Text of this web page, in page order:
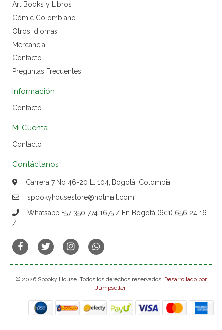
Art Books y Libros
Cómic Colombiano
Otros Idiomas
Mercancía
Contacto
Preguntas Frecuentes
Información
Contacto
Mi Cuenta
Contacto
Contáctanos
Carrera 7 No 46-20 L. 104, Bogotá, Colombia
spookyhousestore@hotmail.com
Whatsapp +57 350 774 1675 / En Bogotá (601) 656 24 16
/
© 2026 Spooky House. Todos los derechos reservados. Desarrollado por
Jumpseller.